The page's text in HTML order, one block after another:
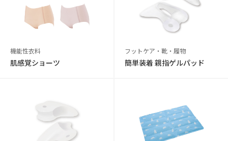
機能性衣料
肌感覚ショーツ
フットケア・靴・履物
簡単装着 親指ゲルパッド